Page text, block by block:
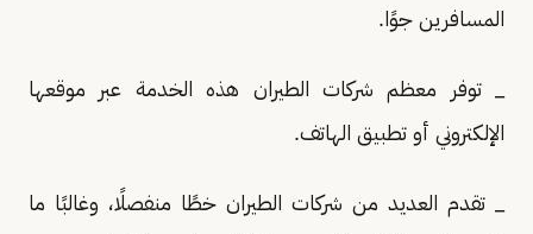
المسافرين جوًا.
_ توفر معظم شركات الطيران هذه الخدمة عبر موقعها
الإلكتروني أو تطبيق الهاتف.
_ تقدم العديد من شركات الطيران خطًا منفصلًا، وغالبًا ما